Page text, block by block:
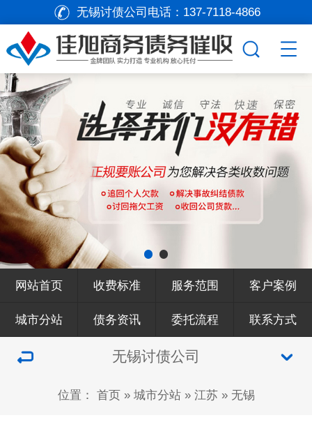
无锡讨债公司电话： 137-7118-4866
网站首页 收费标准 服务范围 客户案例
城市分站 债务资讯 委托流程 联系方式
无锡讨债公司
位置： 首页» 城市分站» 江苏» 无锡